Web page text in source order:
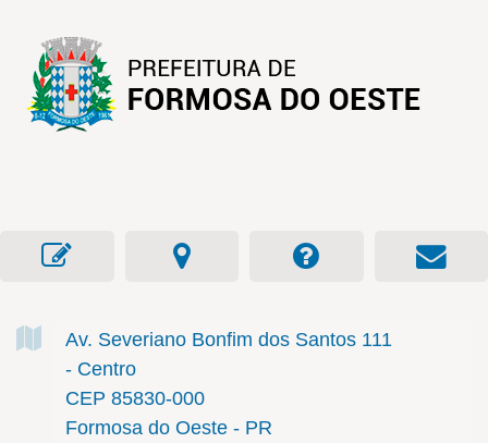
Av. Severiano Bonfim dos Santos 111
- Centro
CEP 85830-000
Formosa do Oeste - PR